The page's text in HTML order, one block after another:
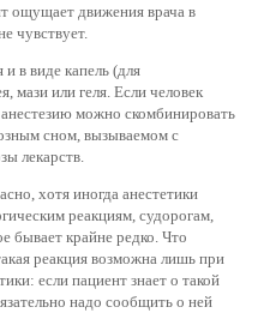
ощущает движения врача в
чувствует.
и в виде капель (для
мази или геля. Если человек
можно скомбинировать
сном, вызываемом с
лекарств.
хотя иногда анестетики
реакциям, судорогам,
бывает крайне редко. Что
реакция возможна лишь при
если пациент знает о такой
надо сообщить о ней